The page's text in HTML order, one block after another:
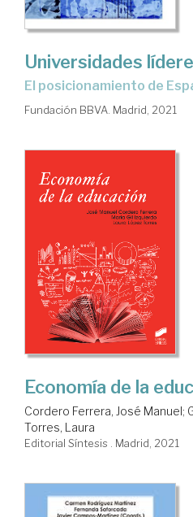
Universidades
El posicionamiento de
Fundación BBVA. Madrid, 2021
Economía de la
Cordero Ferrera, José Manuel;
Torres, Laura
Editorial Síntesis . Madrid, 2021